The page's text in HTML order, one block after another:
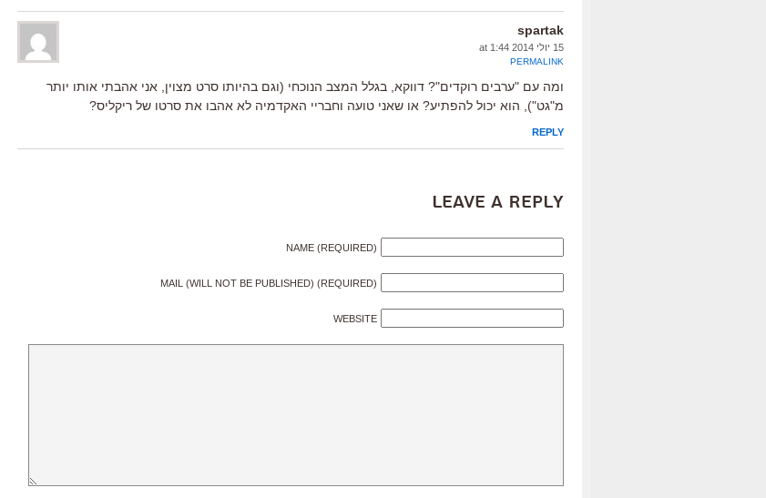
spartak
15 יולי 2014 at 1:44
PERMALINK
ומה עם "ערבים רוקדים"? דווקא, בגלל המצב הנוכחי (וגם בהיותו סרט מצוין, אני אהבתי אותו יותר
מ"גט"), הוא יכול להפתיע? או שאני טועה וחבריי האקדמיה לא אהבו את סרטו של ריקליס?
REPLY
Leave a Reply
NAME (REQUIRED)
MAIL (WILL NOT BE PUBLISHED) (REQUIRED)
WEBSITE